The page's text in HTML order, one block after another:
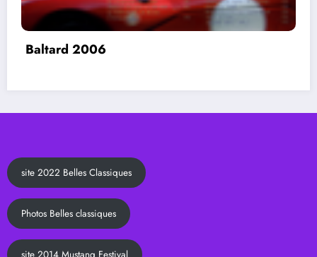
Baltard 2006
site 2022 Belles Classiques
Photos Belles classiques
site 2014 Mustang Festival